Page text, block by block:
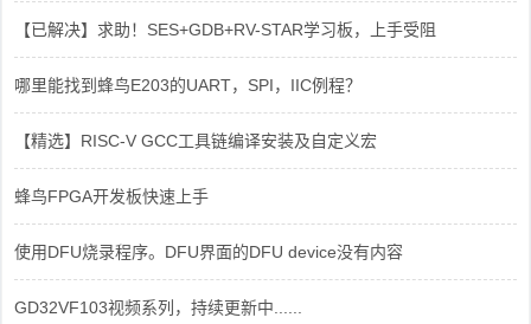
【已解决】求助！SES+GDB+RV-STAR学习板，上手受阻
哪里能找到蜂鸟E203的UART，SPI，IIC例程？
【精选】RISC-V GCC工具链编译安装及自定义宏
蜂鸟FPGA开发板快速上手
使用DFU烧录程序。DFU界面的DFU device没有内容
GD32VF103视频系列，持续更新中......